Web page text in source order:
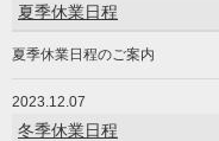
夏季休業日程
夏季休業日程のご案内
2023.12.07
冬季休業日程